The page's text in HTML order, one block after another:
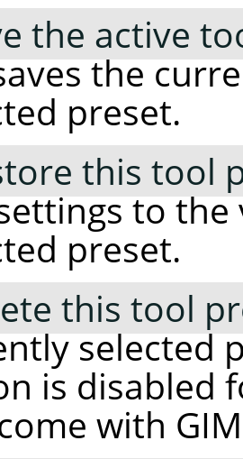
the active
the
preset.
this tool
to the
preset.
this tool
selected
is disabled
with